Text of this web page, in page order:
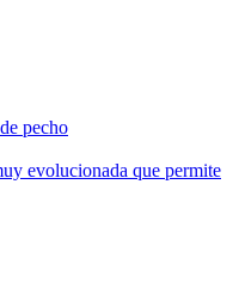
pecho
evolucionada que permite